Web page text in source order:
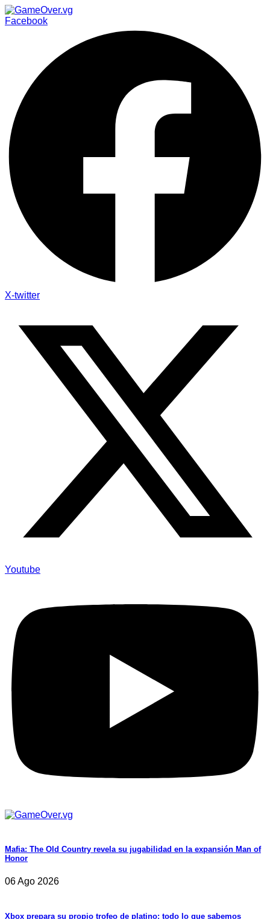
Facebook
X-twitter
Youtube
Mafia: The Old Country revela su jugabilidad en la expansión Man of
Honor
06 Ago 2026
Xbox prepara su propio trofeo de platino: todo lo que sabemos